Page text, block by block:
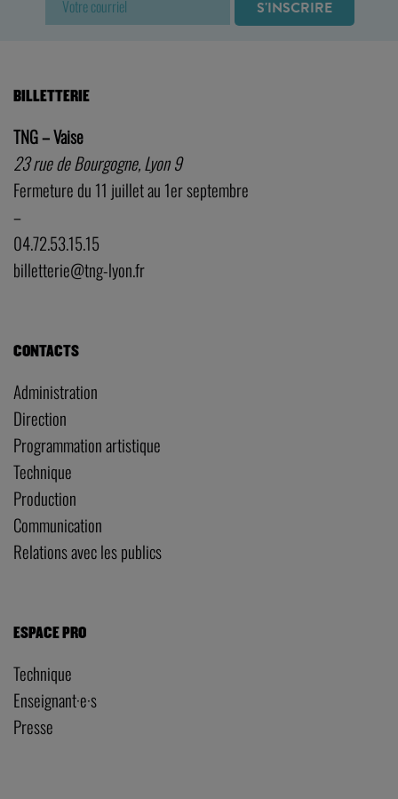
BILLETTERIE
TNG – Vaise
23 rue de Bourgogne, Lyon 9
Fermeture du 11 juillet au 1er septembre
–
04.72.53.15.15
billetterie@tng-lyon.fr
CONTACTS
Administration
Direction
Programmation artistique
Technique
Production
Communication
Relations avec les publics
ESPACE PRO
Technique
Enseignant·e·s
Presse